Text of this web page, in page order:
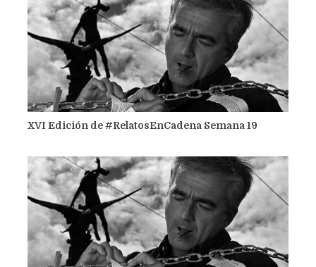
XVI Edición de #RelatosEnCadena Semana 19